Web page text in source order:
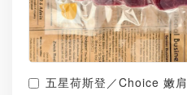
五星荷斯登／Choice 嫩